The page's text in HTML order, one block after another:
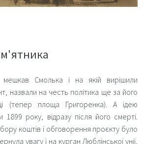
мешкав Смолька і на якій вирішили
назвали на честь політика ще за його
(тепер площа Григоренка). А ідею
1899 року, відразу після його смерті.
коштів і обговорення проєкту було
увагу і на курган Люблінської унії,